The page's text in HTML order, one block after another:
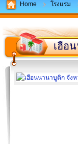
Home โรงแรม
เฮือ